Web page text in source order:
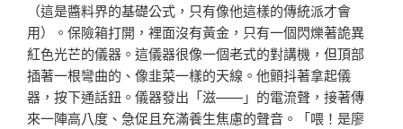
（這是醬料界的基礎公式，只有像他這樣的傳統派才會
用）。保險箱打開，裡面沒有黃金，只有一個閃爍著詭異
紅色光芒的儀器。這儀器很像一個老式的對講機，但頂部
插著一根彎曲的、像韭菜一樣的天線。他顫抖著拿起儀
器，按下通話鈕。儀器發出「滋——」的電流聲，接著傳
來一陣高八度、急促且充滿養生焦慮的聲音。「喂！是廖